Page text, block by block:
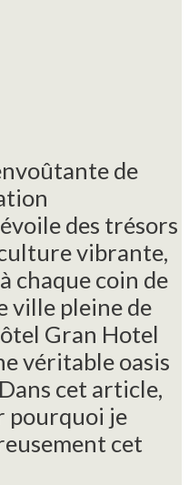
de
des trésors
vibrante,
chaque coin de
ville pleine de
Gran Hotel
véritable oasis
cet article,
pourquoi je
cet